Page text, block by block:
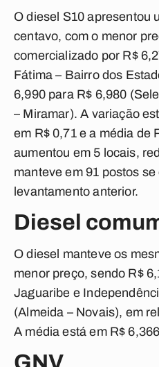
O diesel S10 apresentou
centavo, com o menor
comercializado por R$
Fátima – Bairro dos
6,990 para R$ 6,980
– Miramar). A variação
em R$ 0,71 e a média de
aumentou em 5 locais,
manteve em 91 postos
levantamento anterior.
Diesel
O diesel manteve os
menor preço, sendo R$
Jaguaribe e
(Almeida – Novais), em
A média está em R$